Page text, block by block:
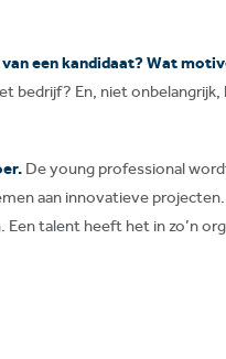
een kandidaat? Wat
bedrijf? En, niet
De young professional
aan innovatieve
talent heeft het in zo’n